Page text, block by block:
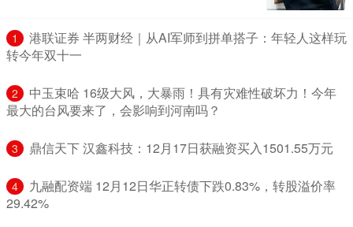
1
​港联证券 半两财经｜从AI军师到拼单搭子：年轻人这样玩
转今年双十一
2
​中玉束哈 16级大风，大暴雨！具有灾难性破坏力！今年
最大的台风要来了，会影响到河南吗？
3 ​鼎信天下 汉鑫科技：12月17日获融资买入1501.55万元
4
​九融配资端 12月12日华正转债下跌0.83%，转股溢价率
29.42%